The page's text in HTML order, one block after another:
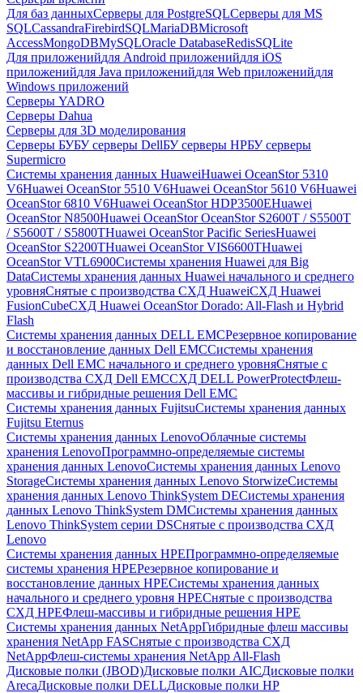
Для баз данныхСерверы для PostgreSQLСерверы для MS
SQLCassandraFirebirdSQLMariaDBMicrosoft
AccessMongoDBMySQLOracle DatabaseRedisSQLite
Для приложенийдля Android приложенийдля iOS
приложенийдля Java приложенийдля Web приложенийдля
Windows приложений
Серверы YADRO
Серверы Dahua
Серверы для 3D моделирования
Серверы БУБУ серверы DellБУ серверы HPБУ серверы
Supermicro
Системы хранения данных HuaweiHuawei OceanStor 5310
V6Huawei OceanStor 5510 V6Huawei OceanStor 5610 V6Huawei
OceanStor 6810 V6Huawei OceanStor HDP3500EHuawei
OceanStor N8500Huawei OceanStor OceanStor S2600T / S5500T
/ S5600T / S5800THuawei OceanStor Pacific SeriesHuawei
OceanStor S2200THuawei OceanStor VIS6600THuawei
OceanStor VTL6900Системы хранения Huawei для Big
DataСистемы хранения данных Huawei начального и среднего
уровняСнятые с производства СХД HuaweiСХД Huawei
FusionCubeСХД Huawei OceanStor Dorado: All-Flash и Hybrid
Flash
Системы хранения данных DELL EMCРезервное копирование
и восстановление данных Dell EMCСистемы хранения
данных Dell EMC начального и среднего уровняСнятые с
производства СХД Dell EMCСХД DELL PowerProtectФлеш-
массивы и гибридные решения Dell EMC
Системы хранения данных FujitsuСистемы хранения данных
Fujitsu Eternus
Системы хранения данных LenovoОблачные системы
хранения LenovoПрограммно-определяемые системы
хранения данных LenovoСистемы хранения данных Lenovo
StorageСистемы хранения данных Lenovo StorwizeСистемы
хранения данных Lenovo ThinkSystem DEСистемы хранения
данных Lenovo ThinkSystem DMСистемы хранения данных
Lenovo ThinkSystem серии DSСнятые с производства СХД
Lenovo
Системы хранения данных HPEПрограммно-определяемые
системы хранения HPEРезервное копирование и
восстановление данных HPEСистемы хранения данных
начального и среднего уровня HPEСнятые с производства
СХД HPEФлеш-массивы и гибридные решения HPE
Cистемы хранения данных NetAppГибридные флеш массивы
хранения NetApp FASСнятые с производства СХД
NetAppФлеш-системы хранения NetApp All-Flash
Дисковые полки (JBOD)Дисковые полки AICДисковые полки
ArecaДисковые полки DELLДисковые полки HP